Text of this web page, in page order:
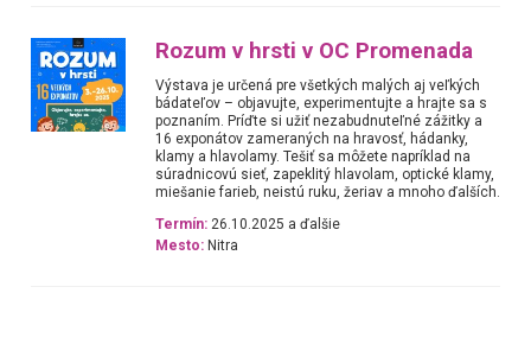
Rozum v hrsti v OC Promenada
Výstava je určená pre všetkých malých aj veľkých
bádateľov – objavujte, experimentujte a hrajte sa s
poznaním. Príďte si užiť nezabudnuteľné zážitky a
16 exponátov zameraných na hravosť, hádanky,
klamy a hlavolamy. Tešiť sa môžete napríklad na
súradnicovú sieť, zapeklitý hlavolam, optické klamy,
miešanie farieb, neistú ruku, žeriav a mnoho ďalších.
Termín: 26.10.2025 a ďalšie
Mesto: Nitra